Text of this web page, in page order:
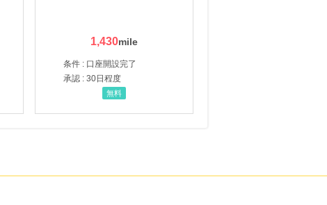
1,430
条件 : 口座開設完了
承認 : 30日程度
無料